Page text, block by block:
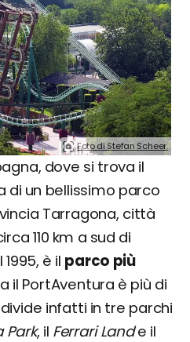
Foto di Stefan Scheer.
dove si trova il
di un bellissimo parco
Tarragona, città
110 km a sud di
è il parco più
il PortAventura è più di
infatti in tre parchi
Park, il Ferrari Lande il